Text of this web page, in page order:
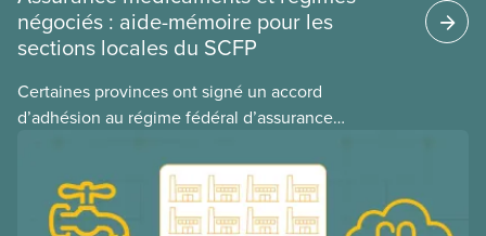
négociés : aide-mémoire pour les
sections locales du SCFP
Certaines provinces ont signé un accord
d’adhésion au régime fédéral d’assurance
ces provinces s’interrogent sur l’incidence que ce
régime pourrait avoir sur leurs avantages
sociaux actuels.